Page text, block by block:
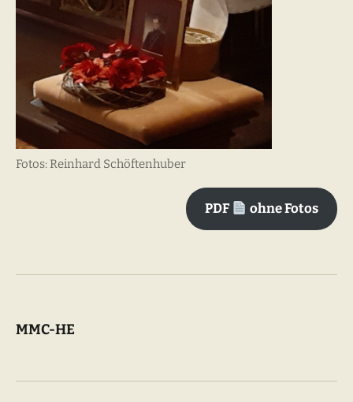
Fotos: Reinhard Schöftenhuber
PDF ohne Fotos
MMC-HE